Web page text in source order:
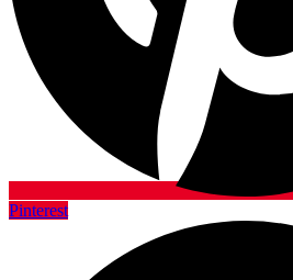
Pinterest